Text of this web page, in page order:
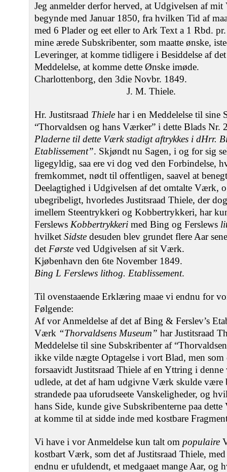
Jeg anmelder derfor herved, at Udgivelsen af
begynde med Januar 1850, fra hvilken Tid af
med 6 Plader og eet eller to Ark Text a 1 Rbd.
mine ærede Subskribenter, som maatte ønske,
Leveringer, at komme tidligere i Besiddelse af
Meddelelse, at komme dette Ønske imøde.
Charlottenborg, den 3die Novbr. 1849.
J. M. Thiele.
Hr. Justitsraad Thiele har i en Meddelelse til sine
“Thorvaldsen og hans Værker” i dette Blads Nr.
Pladerne til dette Værk stadigt aftrykkes i dHrr.
Etablissement”. Skjøndt nu Sagen, i og for sig
ligegyldig, saa ere vi dog ved den Forbindelse,
fremkommet, nødt til offentligen, saavel at
Deelagtighed i Udgivelsen af det omtalte Værk,
ubegribeligt, hvorledes Justitsraad Thiele, der
imellem Steentrykkeri og Kobbertrykkeri, har
Ferslews Kobbertrykkeri med Bing og Ferslews
hvilket Sidste desuden blev grundet flere Aar
det Første ved Udgivelsen af sit Værk.
Kjøbenhavn den 6te November 1849.
Bing L Ferslews lithog. Etablissement.
Til ovenstaaende Erklæring maae vi endnu for
Følgende:
Af vor Anmeldelse af det af Bing & Ferslev’s
Værk “Thorvaldsens Museum” har Justitsraad
Meddelelse til sine Subskribenter af
ikke vilde nægte Optagelse i vort Blad, men
forsaavidt Justitsraad Thiele af en Yttring i
udlede, at det af ham udgivne Værk skulde være
strandede paa uforudseete Vanskeligheder, og
hans Side, kunde give Subskribenterne paa
at komme til at sidde inde med kostbare
Vi have i vor Anmeldelse kun talt om populaire
kostbart Værk, som det af Justitsraad Thiele,
endnu er ufuldendt, et medgaaet mange Aar, og